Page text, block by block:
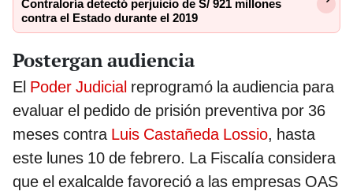
Contraloría detectó perjuicio de S/ 921 millones
contra el Estado durante el 2019
Postergan audiencia
El Poder Judicial reprogramó la audiencia para
evaluar el pedido de prisión preventiva por 36
meses contra Luis Castañeda Lossio, hasta
este lunes 10 de febrero. La Fiscalía considera
que el exalcalde favoreció a las empresas OAS